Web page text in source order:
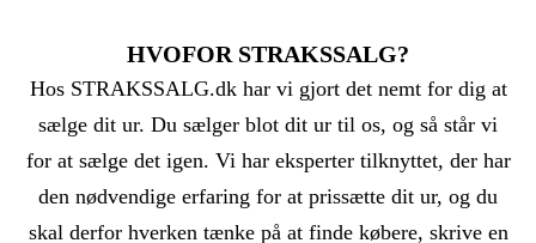
HVOFOR STRAKSSALG?
Hos STRAKSSALG.dk har vi gjort det nemt for dig at
sælge dit ur. Du sælger blot dit ur til os, og så står vi
for at sælge det igen. Vi har eksperter tilknyttet, der har
den nødvendige erfaring for at prissætte dit ur, og du
skal derfor hverken tænke på at finde købere, skrive en